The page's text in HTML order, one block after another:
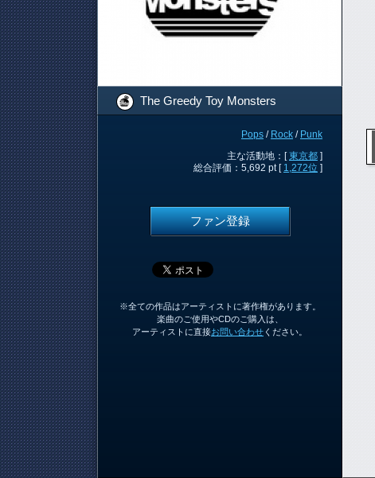
The Greedy Toy Monsters
Pops / Rock / Punk
主な活動地：[東京都 ]
総合評価：5,692 pt [ 1,272位 ]
ファン登録
※全ての作品はアーティストに著作権があります。
楽曲のご使用やCDのご購入は、
アーティストに直接お問い合わせ ください。